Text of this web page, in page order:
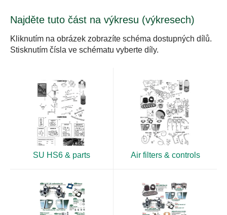
Najděte tuto část na výkresu (výkresech)
Kliknutím na obrázek zobrazíte schéma dostupných dílů.
Stisknutím čísla ve schématu vyberte díly.
SU HS6 & parts Air filters & controls